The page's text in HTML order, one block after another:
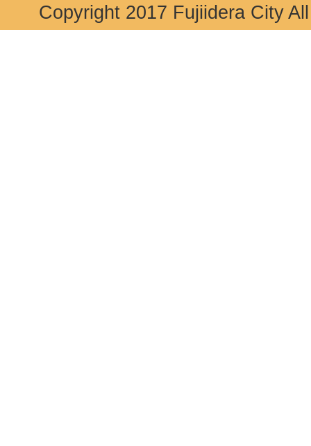
Copyright 2017 Fujiidera City